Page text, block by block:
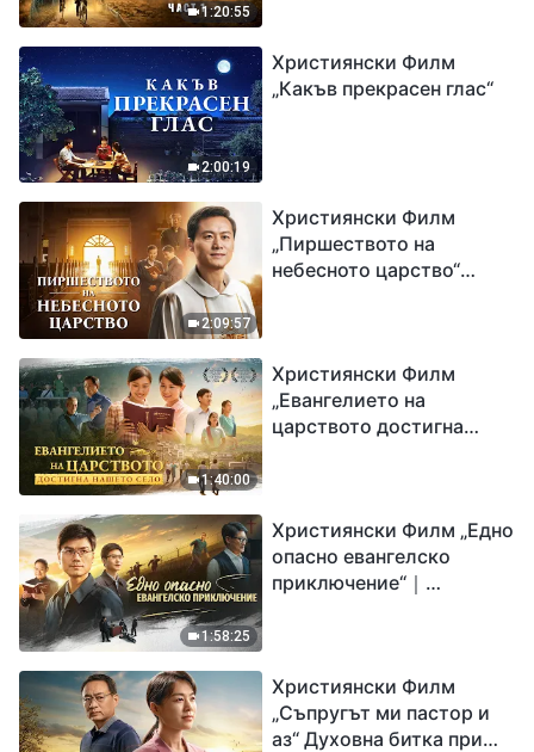
1:20:55
2:00:19
Християнски Филм
„Какъв прекрасен глас“
2:09:57
Християнски Филм
„Пиршеството на
небесното царство“
1:40:00
Християнски Филм
„Евангелието на
царството достигна
1:58:25
Християнски Филм „Едно
опасно евангелско
приключение“｜
Исус
Християнски Филм
„Съпругът ми пастор и
аз“ Духовна битка при